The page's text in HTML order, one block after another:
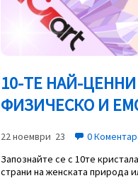
10-ТЕ НАЙ-
ФИЗИЧЕСКО И
22 ноември 23
0
Запознайте се с 10те
страни на женската природа